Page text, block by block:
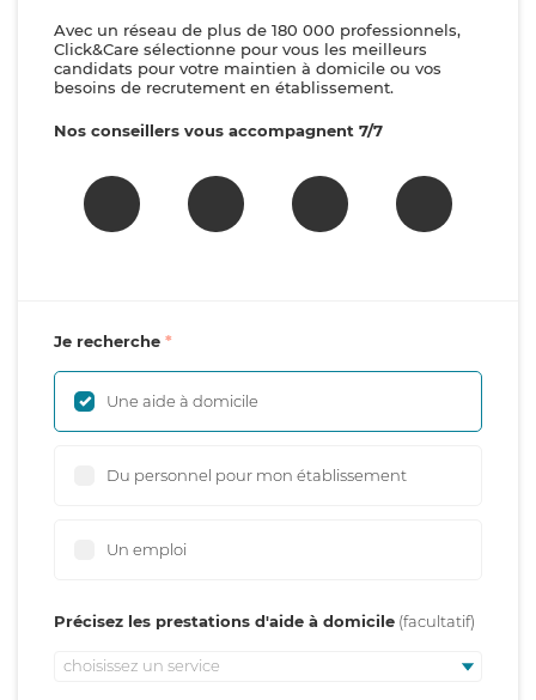
Avec un réseau de plus de 180 000 professionnels,
Click&Care sélectionne pour vous les meilleurs
candidats pour votre maintien à domicile ou vos
besoins de recrutement en établissement.
Nos conseillers vous accompagnent 7/7
Je recherche
Une aide à domicile
Du personnel pour mon établissement
Un emploi
Précisez les prestations d'aide à domicile
choisissez un service